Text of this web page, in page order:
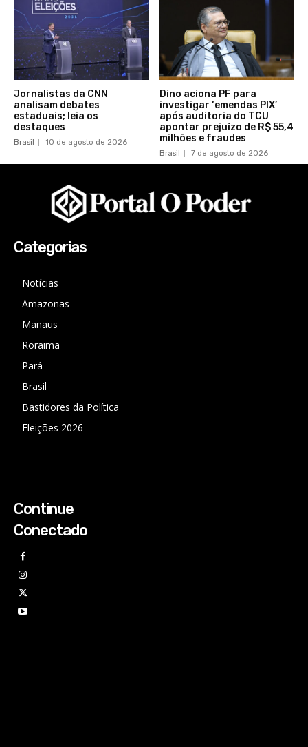
Jornalistas da CNN
analisam debates
estaduais; leia os
destaques
Brasil 10 de agosto de 2026
Dino aciona PF para
investigar ‘emendas PIX’
após auditoria do TCU
apontar prejuízo de R$ 55,4
milhões e fraudes
Brasil 7 de agosto de 2026
Categorias
Notícias
Amazonas
Manaus
Roraima
Pará
Brasil
Bastidores da Política
Eleições 2026
Continue
Conectado